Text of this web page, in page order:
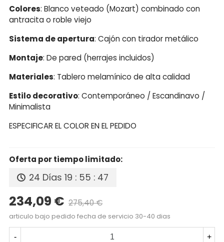
Colores: Blanco veteado (Mozart) combinado con
antracita o roble viejo
Sistema de apertura: Cajón con tirador metálico
Montaje: De pared (herrajes incluidos)
Materiales: Tablero melamínico de alta calidad
Estilo decorativo: Contemporáneo / Escandinavo /
Minimalista
ESPECIFICAR EL COLOR EN EL PEDIDO
Oferta por tiempo limitado:
24 Días 19 : 55 : 47
234,09 € 275,40 €
articulo bajo pedido fecha de servicio 30-40 dias
- +